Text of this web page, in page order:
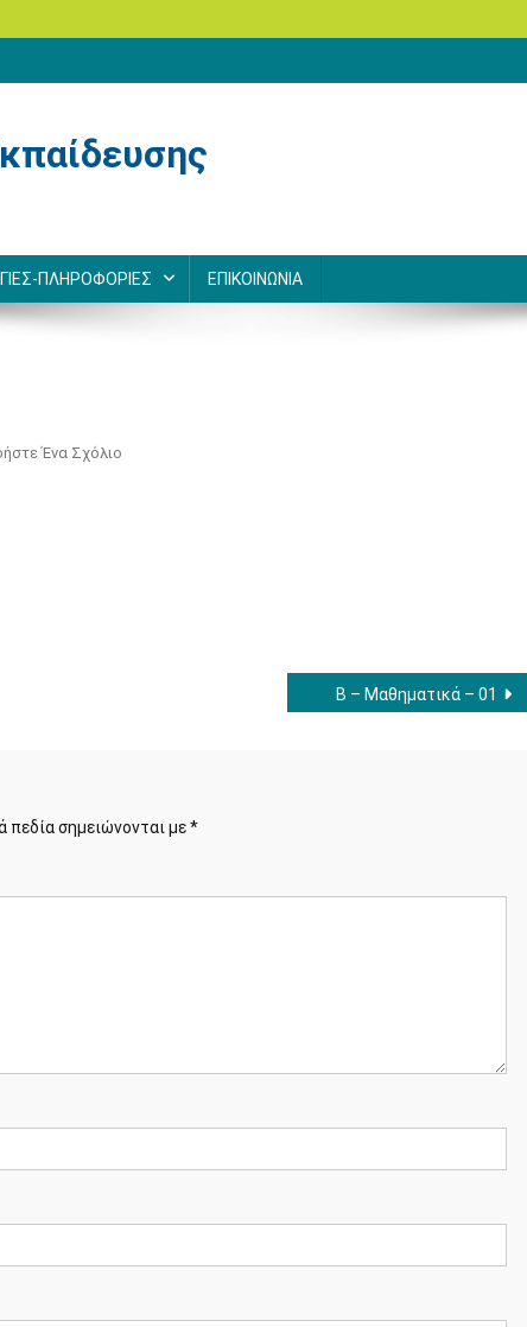
ΠΛΗΡΟΦΟΡΙΕΣ ΕΠΙΚΟΙΝΩΝΙΑ
Ένα Σχόλιο
Β – Μαθηματικά – 01
πεδία σημειώνονται με*